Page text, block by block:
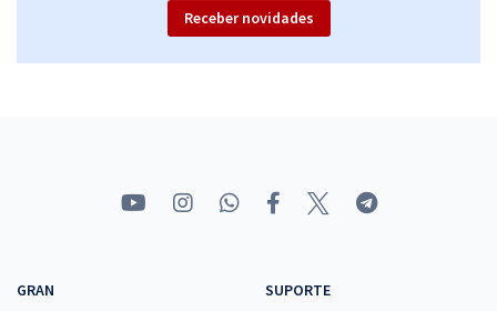
Receber novidades
GRAN
SUPORTE